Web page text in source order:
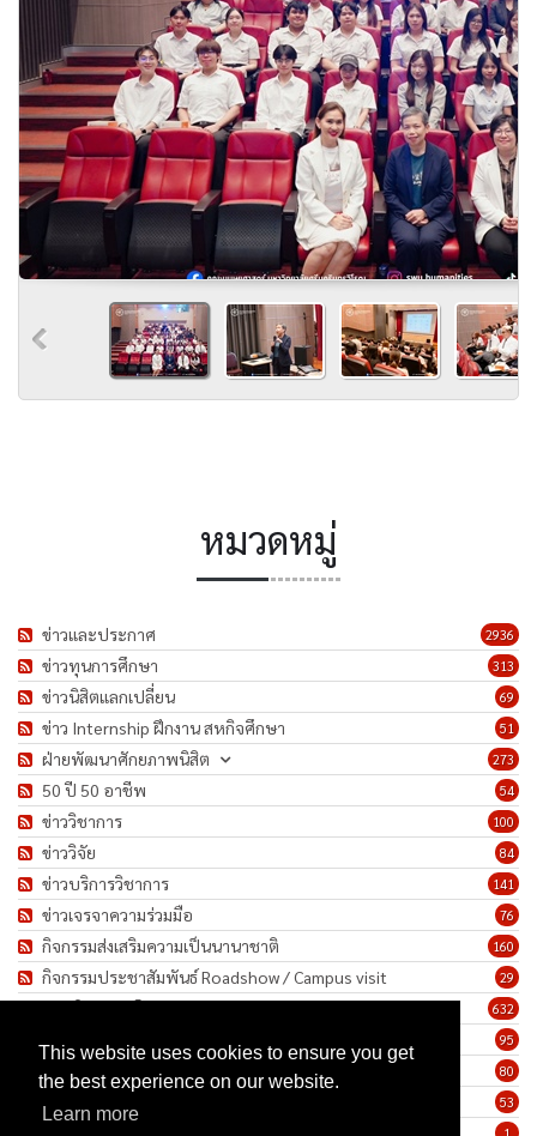
This website uses cookies to ensure you get
the best experience on our website.
Learn more
หมวดหมู่
2936
ข่าวและประกาศ
313
ข่าวทุนการศึกษา
69
ข่าวนิสิตแลกเปลี่ยน
51
ข่าว Internship ฝึกงาน สหกิจศึกษา
273
ฝ่ายพัฒนาศักยภาพนิสิต
54
50 ปี 50 อาชีพ
100
ข่าววิชาการ
84
ข่าววิจัย
141
ข่าวบริการวิชาการ
76
ข่าวเจรจาความร่วมมือ
160
กิจกรรมส่งเสริมความเป็นนานาชาติ
29
กิจกรรมประชาสัมพันธ์ Roadshow / Campus visit
632
ภาพกิจกรรม/โครงการ
95
80
ทำนุบำรุงศิลปวัฒนธรรม
53
ข่าวประกาศรับสมัครงาน